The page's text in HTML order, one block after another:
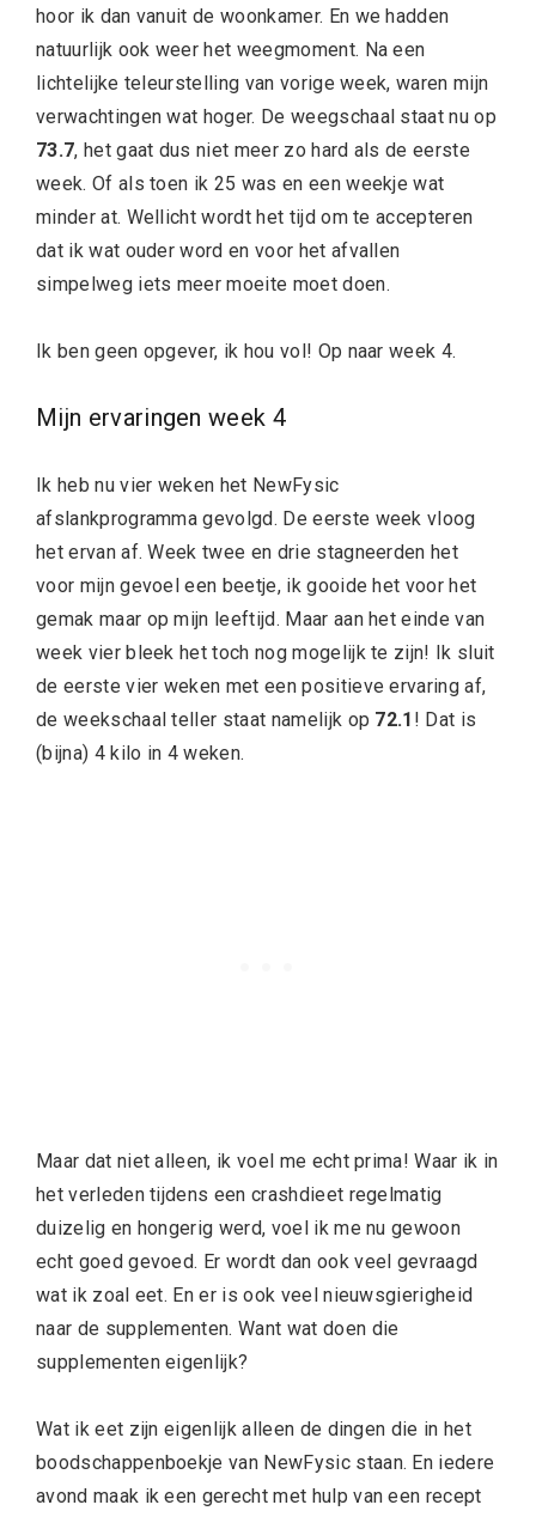
hoor ik dan vanuit de woonkamer. En we hadden
natuurlijk ook weer het weegmoment. Na een
lichtelijke teleurstelling van vorige week, waren mijn
verwachtingen wat hoger. De weegschaal staat nu op
73.7, het gaat dus niet meer zo hard als de eerste
week. Of als toen ik 25 was en een weekje wat
minder at. Wellicht wordt het tijd om te accepteren
dat ik wat ouder word en voor het afvallen
simpelweg iets meer moeite moet doen.
Ik ben geen opgever, ik hou vol! Op naar week 4.
Mijn ervaringen week 4
Ik heb nu vier weken het NewFysic
afslankprogramma gevolgd. De eerste week vloog
het ervan af. Week twee en drie stagneerden het
voor mijn gevoel een beetje, ik gooide het voor het
gemak maar op mijn leeftijd. Maar aan het einde van
week vier bleek het toch nog mogelijk te zijn! Ik sluit
de eerste vier weken met een positieve ervaring af,
de weekschaal teller staat namelijk op 72.1 ! Dat is
(bijna) 4 kilo in 4 weken.
Maar dat niet alleen, ik voel me echt prima! Waar ik in
het verleden tijdens een crashdieet regelmatig
duizelig en hongerig werd, voel ik me nu gewoon
echt goed gevoed. Er wordt dan ook veel gevraagd
wat ik zoal eet. En er is ook veel nieuwsgierigheid
naar de supplementen. Want wat doen die
supplementen eigenlijk?
Wat ik eet zijn eigenlijk alleen de dingen die in het
boodschappenboekje van NewFysic staan. En iedere
avond maak ik een gerecht met hulp van een recept